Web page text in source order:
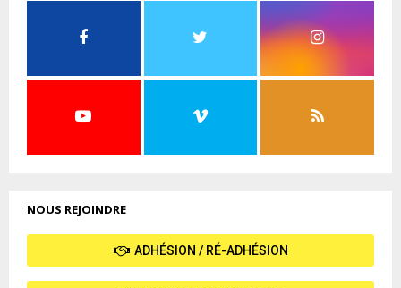
NOUS REJOINDRE
ADHÉSION / RÉ-ADHÉSION